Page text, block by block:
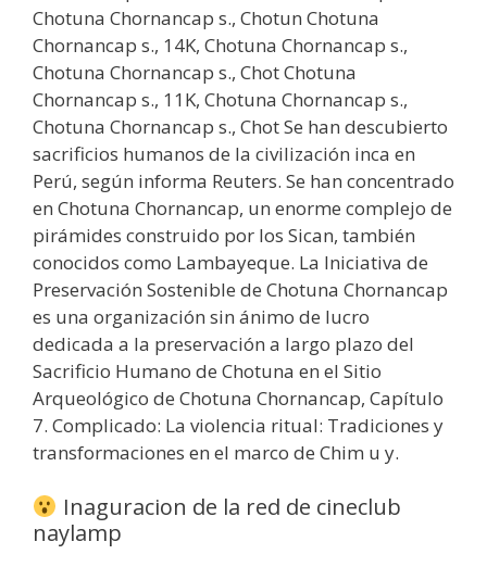
Chotuna Chornancap s., Chotun Chotuna
Chornancap s., 14K, Chotuna Chornancap s.,
Chotuna Chornancap s., Chot Chotuna
Chornancap s., 11K, Chotuna Chornancap s.,
Chotuna Chornancap s., Chot Se han descubierto
sacrificios humanos de la civilización inca en
Perú, según informa Reuters. Se han concentrado
en Chotuna Chornancap, un enorme complejo de
pirámides construido por los Sican, también
conocidos como Lambayeque. La Iniciativa de
Preservación Sostenible de Chotuna Chornancap
es una organización sin ánimo de lucro
dedicada a la preservación a largo plazo del
Sacrificio Humano de Chotuna en el Sitio
Arqueológico de Chotuna Chornancap, Capítulo
7. Complicado: La violencia ritual: Tradiciones y
transformaciones en el marco de Chim u y.
Inaguracion de la red de cineclub
naylamp